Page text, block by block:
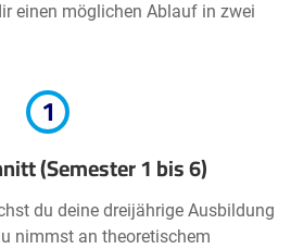
einen möglichen Ablauf in zwei
1
(Semester 1 bis 6)
du deine dreijährige Ausbildung
nimmst an theoretischem